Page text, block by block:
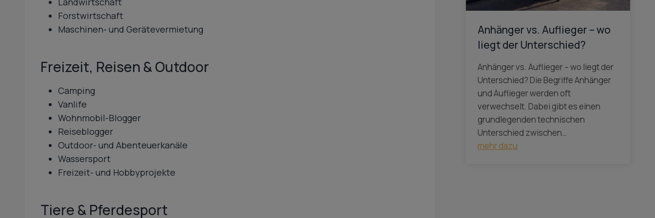
Forstwirtschaft
Maschinen- und Gerätevermietung
Freizeit, Reisen & Outdoor
Camping
Vanlife
Wohnmobil-Blogger
Reiseblogger
Outdoor- und Abenteuerkanäle
Wassersport
Freizeit- und Hobbyprojekte
Tiere & Pferdesport
Anhänger vs. Auflieger – wo
liegt der Unterschied?
Anhänger vs. Auflieger – wo liegt der
Unterschied? Die Begriffe Anhänger
und Auflieger werden oft
verwechselt. Dabei gibt es einen
grundlegenden technischen
Unterschied zwischen…
mehr dazu